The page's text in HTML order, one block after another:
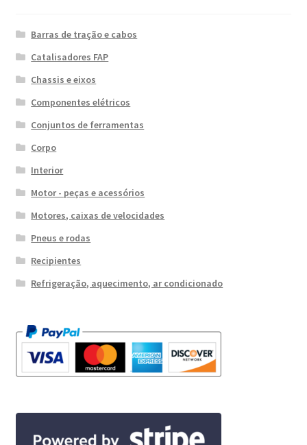
Barras de tração e cabos
Catalisadores FAP
Chassis e eixos
Componentes elétricos
Conjuntos de ferramentas
Corpo
Interior
Motor - peças e acessórios
Motores, caixas de velocidades
Pneus e rodas
Recipientes
Refrigeração, aquecimento, ar condicionado